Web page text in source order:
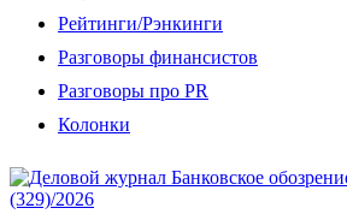
Рейтинги/Рэнкинги
Разговоры финансистов
Разговоры про PR
Колонки